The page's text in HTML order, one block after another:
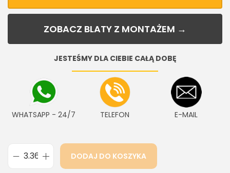
ZOBACZ BLATY Z MONTAŻEM →
JESTEŚMY DLA CIEBIE CAŁĄ DOBĘ
WHATSAPP - 24/7 TELEFON E-MAIL
DODAJ DO KOSZYKA